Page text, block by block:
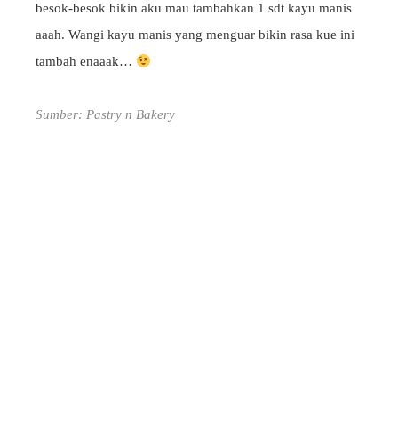
besok-besok bikin aku mau tambahkan 1 sdt kayu manis
aaah. Wangi kayu manis yang menguar bikin rasa kue ini
tambah enaaak…
Sumber: Pastry n Bakery